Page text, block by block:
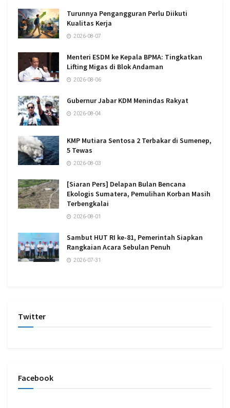
Turunnya Pengangguran Perlu Diikuti
Kualitas Kerja
2026-08-07
Menteri ESDM ke Kepala BPMA: Tingkatkan
Lifting Migas di Blok Andaman
2026-08-06
Gubernur Jabar KDM Menindas Rakyat
2026-08-04
KMP Mutiara Sentosa 2 Terbakar di Sumenep,
5 Tewas
2026-08-03
[Siaran Pers] Delapan Bulan Bencana
Ekologis Sumatera, Pemulihan Korban Masih
Terbengkalai
2026-08-01
Sambut HUT RI ke-81, Pemerintah Siapkan
Rangkaian Acara Sebulan Penuh
2026-07-31
Twitter
Facebook